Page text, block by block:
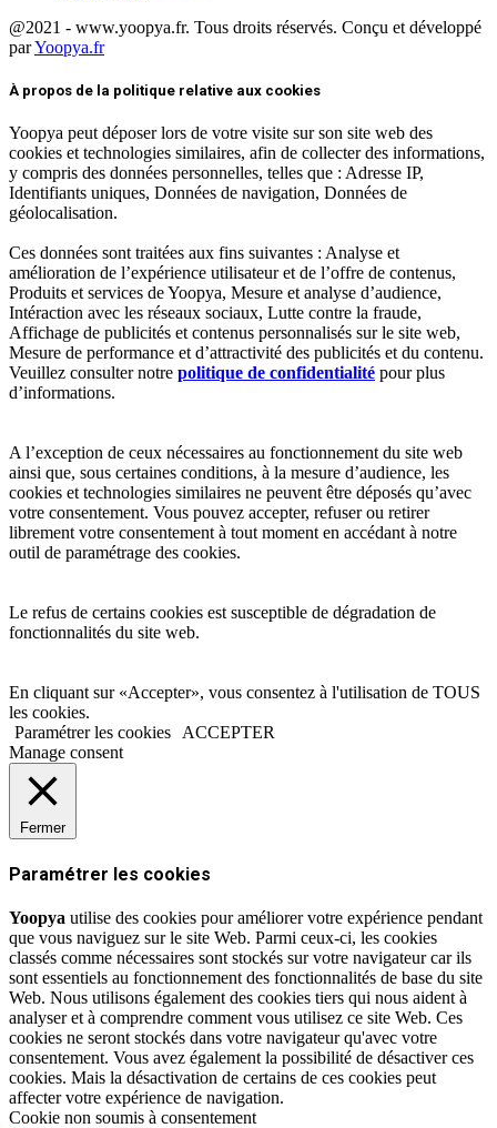
@2021 - www.yoopya.fr. Tous droits réservés. Conçu et développé
parYoopya.fr
À propos de la politique relative aux cookies
Yoopya peut déposer lors de votre visite sur son site web des
cookies et technologies similaires, afin de collecter des informations,
y compris des données personnelles, telles que : Adresse IP,
Identifiants uniques, Données de navigation, Données de
géolocalisation.
Ces données sont traitées aux fins suivantes : Analyse et
amélioration de l’expérience utilisateur et de l’offre de contenus,
Produits et services de Yoopya, Mesure et analyse d’audience,
Intéraction avec les réseaux sociaux, Lutte contre la fraude,
Affichage de publicités et contenus personnalisés sur le site web,
Mesure de performance et d’attractivité des publicités et du contenu.
Veuillez consulter notre politique de confidentialité pour plus
d’informations.
A l’exception de ceux nécessaires au fonctionnement du site web
ainsi que, sous certaines conditions, à la mesure d’audience, les
cookies et technologies similaires ne peuvent être déposés qu’avec
votre consentement. Vous pouvez accepter, refuser ou retirer
librement votre consentement à tout moment en accédant à notre
outil de paramétrage des cookies.
Le refus de certains cookies est susceptible de dégradation de
fonctionnalités du site web.
En cliquant sur «Accepter», vous consentez à l'utilisation de TOUS
les cookies.
Paramétrer les cookies
ACCEPTER
Manage consent
Fermer
Paramétrer les cookies
Yoopya utilise des cookies pour améliorer votre expérience pendant
que vous naviguez sur le site Web. Parmi ceux-ci, les cookies
classés comme nécessaires sont stockés sur votre navigateur car ils
sont essentiels au fonctionnement des fonctionnalités de base du site
Web. Nous utilisons également des cookies tiers qui nous aident à
analyser et à comprendre comment vous utilisez ce site Web. Ces
cookies ne seront stockés dans votre navigateur qu'avec votre
consentement. Vous avez également la possibilité de désactiver ces
cookies. Mais la désactivation de certains de ces cookies peut
affecter votre expérience de navigation.
Cookie non soumis à consentement